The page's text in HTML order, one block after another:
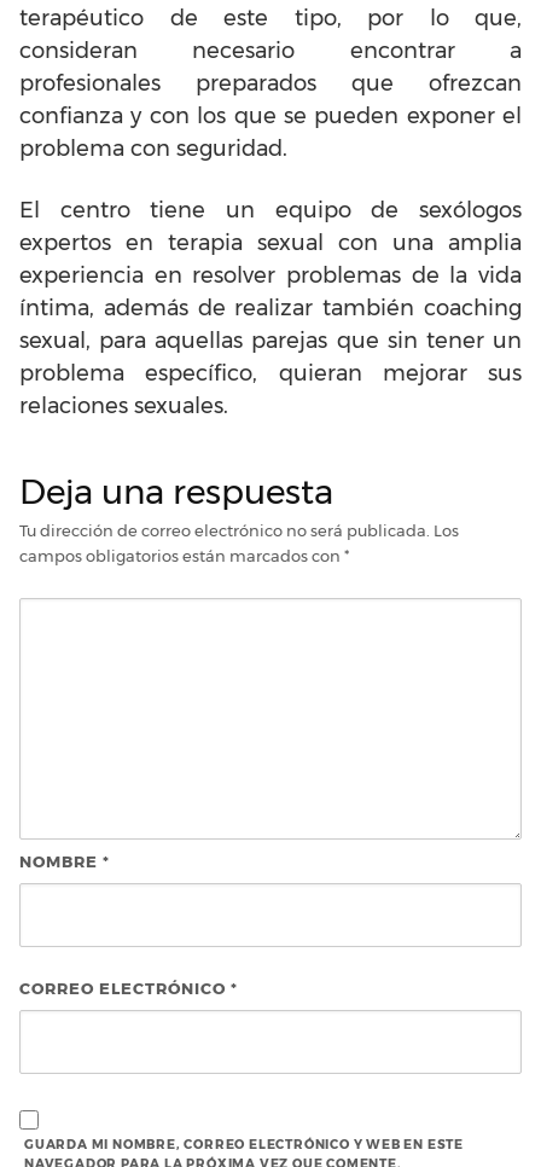
terapéutico de este tipo, por lo que,
consideran necesario encontrar a
profesionales preparados que ofrezcan
confianza y con los que se pueden exponer el
problema con seguridad.
El centro tiene un equipo de sexólogos
expertos en terapia sexual con una amplia
experiencia en resolver problemas de la vida
íntima, además de realizar también coaching
sexual, para aquellas parejas que sin tener un
problema específico, quieran mejorar sus
relaciones sexuales.
Deja una respuesta
Tu dirección de correo electrónico no será publicada. Los
campos obligatorios están marcados con *
NOMBRE *
CORREO ELECTRÓNICO *
GUARDA MI NOMBRE, CORREO ELECTRÓNICO Y WEB EN ESTE
NAVEGADOR PARA LA PRÓXIMA VEZ QUE COMENTE.